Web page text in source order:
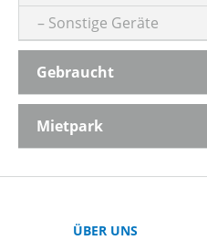
Sonstige Geräte
Gebraucht
Mietpark
ÜBER UNS